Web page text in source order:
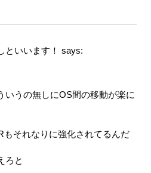
といいます！
says:
いうの無しにOS間の移動が楽に
もそれなりに強化されてるんだ
ろと